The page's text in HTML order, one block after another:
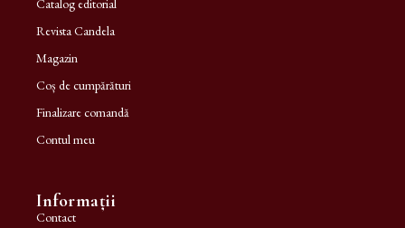
Catalog editorial
Revista Candela
Magazin
Coș de cumpărături
Finalizare comandă
Contul meu
Informații
Contact